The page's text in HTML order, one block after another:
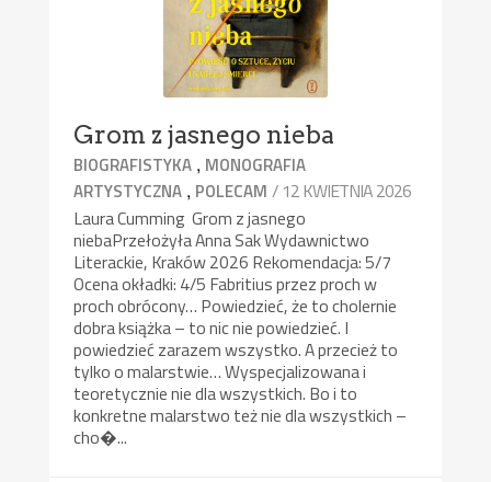
Grom z jasnego nieba
BIOGRAFISTYKA , MONOGRAFIA
ARTYSTYCZNA , POLECAM / 12 KWIETNIA 2026
Laura Cumming Grom z jasnego
niebaPrzełożyła Anna Sak Wydawnictwo
Literackie, Kraków 2026 Rekomendacja: 5/7
Ocena okładki: 4/5 Fabritius przez proch w
proch obrócony… Powiedzieć, że to cholernie
dobra książka – to nic nie powiedzieć. I
powiedzieć zarazem wszystko. A przecież to
tylko o malarstwie… Wyspecjalizowana i
teoretycznie nie dla wszystkich. Bo i to
konkretne malarstwo też nie dla wszystkich –
cho�...